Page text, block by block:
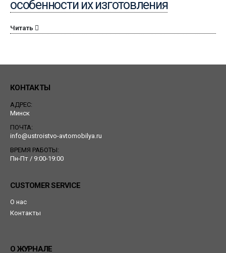
особенности их изготовления
Читать
КОНТАКТЫ
АДРЕС:
Минск
ПОЧТА:
info@ustroistvo-avtomobilya.ru
ВРЕМЯ РАБОТЫ:
Пн-Пт / 9:00-19:00
CUSTOMER SERVICE
О нас
Контакты
О ЖУРНАЛЕ